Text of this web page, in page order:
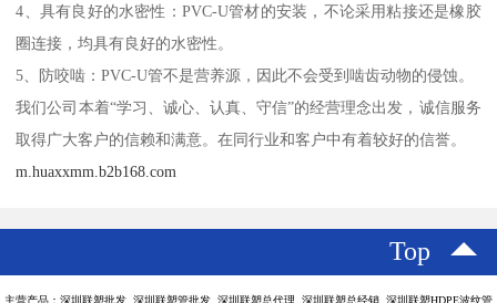
4、具有良好的水密性：PVC-U管材的安装，不论采用粘接还是橡胶
圈连接，均具有良好的水密性。
5、防咬啮：PVC-U管不是营养源，因此不会受到啮齿动物的侵蚀。
我们公司本着“学习、诚心、认真、守信”的经营理念出发，诚信服务
取得广大客户的信赖和满意。在同行业和客户中有着较好的信誉。
m.huaxxmm.b2b168.com
Top
主营产品：深圳联塑批发 深圳联塑管批发 深圳联塑总代理 深圳联塑总经销 深圳联塑HDPE波纹管